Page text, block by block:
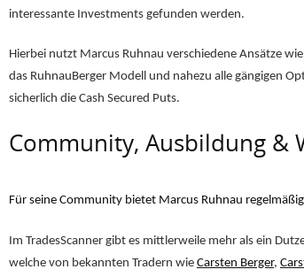
interessante Investments gefunden werden.
Hierbei nutzt Marcus Ruhnau verschiedene Ansätze
das RuhnauBerger Modell und nahezu alle gängigen
sicherlich die Cash Secured Puts.
Community, Ausbildung &
Für seine Community bietet Marcus Ruhnau
Im TradesScanner gibt es mittlerweile mehr als ein
welche von bekannten Tradern wie Carsten Berger,